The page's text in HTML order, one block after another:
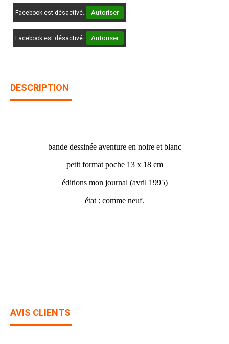
Facebook est désactivé. Autoriser
Facebook est désactivé. Autoriser
DESCRIPTION
bande dessinée aventure en noire et blanc
petit format poche 13 x 18 cm
éditions mon journal (avril 1995)
état : comme neuf.
AVIS CLIENTS